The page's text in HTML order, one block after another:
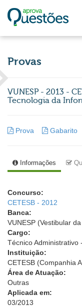
Provas
VUNESP - 2013 -
Tecnologia da
Prova Gabarito
Informações
Concurso:
CETESB - 2012
Banca:
VUNESP (Vestibular
Cargo:
Técnico Administrativo
Instituição:
CETESB (Companhia
Área de Atuação:
Outras
Aplicada em:
03/2013